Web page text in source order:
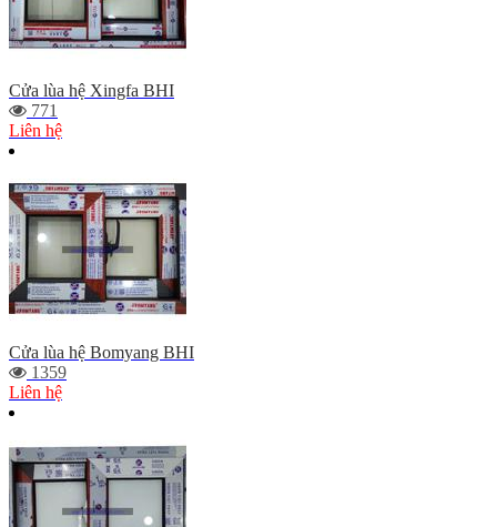
Cửa lùa hệ Xingfa BHI
771
Liên hệ
Cửa lùa hệ Bomyang BHI
1359
Liên hệ